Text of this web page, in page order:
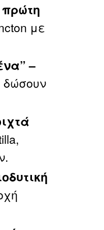
πρώτη
με
–
δώσουν